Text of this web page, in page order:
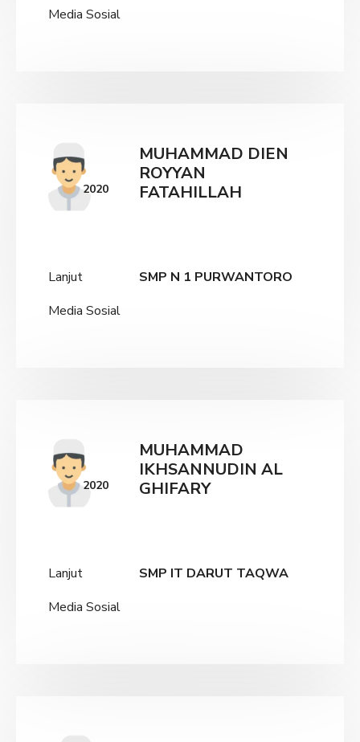
Media Sosial
2020
MUHAMMAD DIEN
ROYYAN
FATAHILLAH
Lanjut
SMP N 1 PURWANTORO
Media Sosial
2020
MUHAMMAD
IKHSANNUDIN AL
GHIFARY
Lanjut
SMP IT DARUT TAQWA
Media Sosial